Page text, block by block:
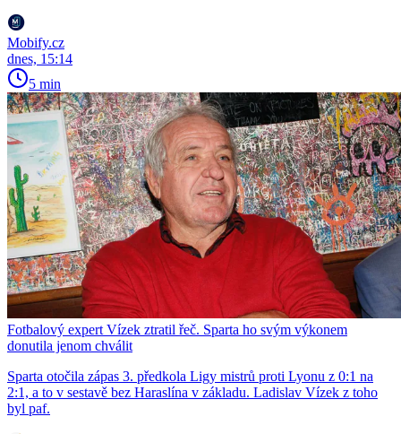
Mobify.cz
dnes, 15:14
5 min
Fotbalový expert Vízek ztratil řeč. Sparta ho svým výkonem
donutila jenom chválit
Sparta otočila zápas 3. předkola Ligy mistrů proti Lyonu z 0:1 na
2:1, a to v sestavě bez Haraslína v základu. Ladislav Vízek z toho
byl paf.